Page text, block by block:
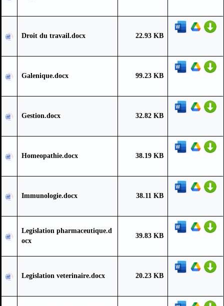
Droit du travail.docx 22.93 KB
Galenique.docx 99.23 KB
Gestion.docx 32.82 KB
Homeopathie.docx 38.19 KB
Immunologie.docx 38.11 KB
Legislation pharmaceutique.d
ocx
39.83 KB
Legislation veterinaire.docx 20.23 KB